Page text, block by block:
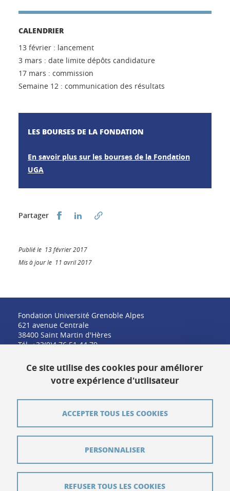
CALENDRIER
13 février : lancement
3 mars : date limite dépôts candidature
17 mars : commission
Semaine 12 : communication des résultats
LES BOURSES DE LA FONDATION
En savoir plus sur les bourses de la Fondation
UGA
Partager Partager sur Facebook
Partager sur LinkedIn
Publié le 13 février 2017
Mis à jour le 11 avril 2017
Fondation Université Grenoble Alpes
621 avenue Centrale
38400 Saint Martin d'Hères
Tél. +33(0)4 76 51 44 79
Plan du site
Mentions légales
Ce site utilise des cookies pour améliorer
votre expérience d'utilisateur
ACCEPTER TOUS LES COOKIES
REFUSER TOUS LES COOKIES
PERSONNALISER